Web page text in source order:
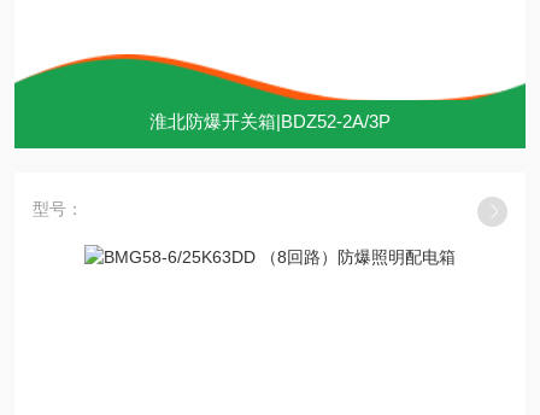
淮北防爆开关箱|BDZ52-2A/3P
型号：